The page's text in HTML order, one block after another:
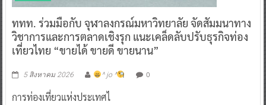
ททท. ร่วมมือกับ จุฬาลงกรณ์มหาวิทยาลัย จัดสัมมนาทาง
วิชาการและการตลาดเชิงรุก แนะเคล็ดลับปรับธุรกิจท่อง
เที่ยวไทย “ขายได้ ขายดี ขายนาน”
5 สิงหาคม 2026 ^ jo ^ 0
การท่องเที่ยวแห่งประเทศไ